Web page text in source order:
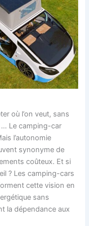
où l’on veut, sans
… Le camping-car
l’autonomie
synonyme de
coûteux. Et si
? Les camping-cars
cette vision en
sans
la dépendance aux